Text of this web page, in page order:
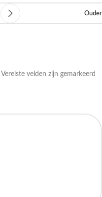
Ouder
Vereiste velden zijn gemarkeerd